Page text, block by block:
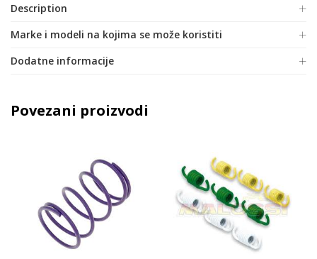
Description
Marke i modeli na kojima se može koristiti
Dodatne informacije
Povezani proizvodi